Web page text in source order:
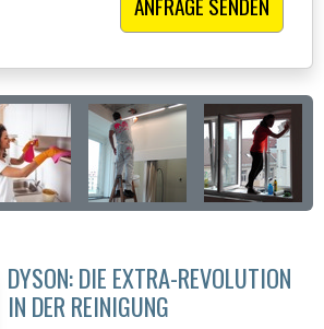
DYSON: DIE EXTRA-REVOLUTION
IN DER REINIGUNG